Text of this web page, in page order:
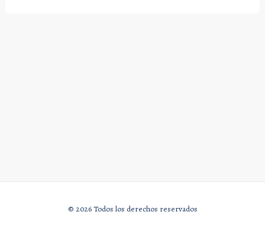
© 2026 Todos los derechos reservados